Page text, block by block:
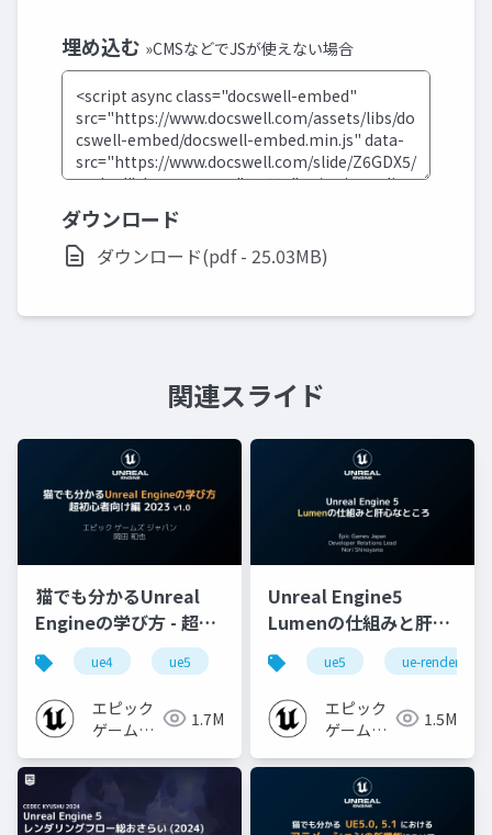
埋め込む »CMSなどでJSが使えない場合
ダウンロード
ダウンロード(pdf - 25.03MB)
関連スライド
猫でも分かるUnreal
Engineの学び方 - 超初
心者向け編 - 2023 v1.0
ue4 ue5 ue-beginner
エピック
ゲームズ
1.7M
Unreal Engine5
Lumenの仕組みと肝心
なところ
ue5 ue-rendering
エピック
ゲームズ
1.5M